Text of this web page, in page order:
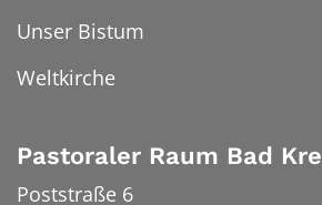
Unser Bistum
Weltkirche
Pastoraler Raum Bad
Poststraße 6